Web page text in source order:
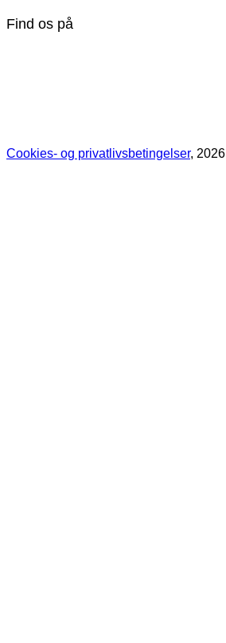
Find os på
Cookies- og privatlivsbetingelser, 2026